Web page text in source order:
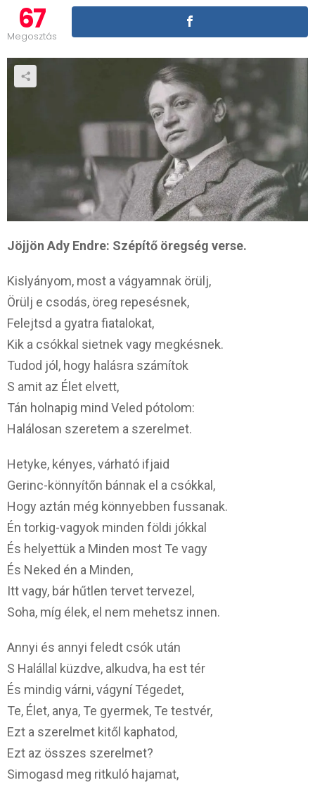
67
Megosztás
Jöjjön Ady Endre: Szépítő öregség verse.
Kislyányom, most a vágyamnak örülj,
Örülj e csodás, öreg repesésnek,
Felejtsd a gyatra fiatalokat,
Kik a csókkal sietnek vagy megkésnek.
Tudod jól, hogy halásra számítok
S amit az Élet elvett,
Tán holnapig mind Veled pótolom:
Halálosan szeretem a szerelmet.
Hetyke, kényes, várható ifjaid
Gerinc-könnyítőn bánnak el a csókkal,
Hogy aztán még könnyebben fussanak.
Én torkig-vagyok minden földi jókkal
És helyettük a Minden most Te vagy
És Neked én a Minden,
Itt vagy, bár hűtlen tervet tervezel,
Soha, míg élek, el nem mehetsz innen.
Annyi és annyi feledt csók után
S Halállal küzdve, alkudva, ha est tér
És mindig várni, vágyní Tégedet,
Te, Élet, anya, Te gyermek, Te testvér,
Ezt a szerelmet kitől kaphatod,
Ezt az összes szerelmet?
Simogasd meg ritkuló hajamat,